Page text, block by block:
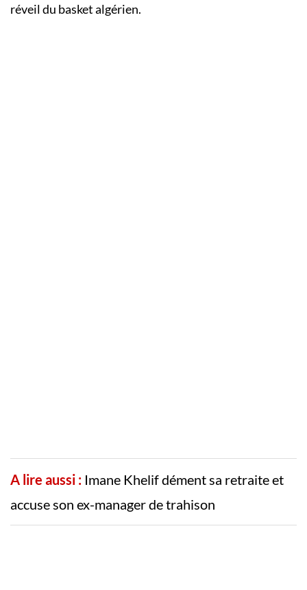
réveil du basket algérien.
A lire aussi : Imane Khelif dément sa retraite et
accuse son ex-manager de trahison